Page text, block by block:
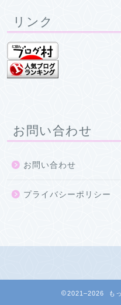
リンク
お問い合わせ
お問い合わせ
プライバシーポリシー
2021–2026 も